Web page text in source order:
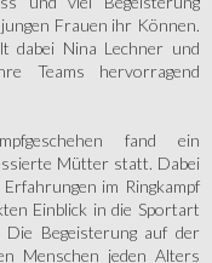
Frauen ihr Können.
dabei Nina Lechner und
Teams hervorragend
fand ein
Mütter statt. Dabei
im Ringkampf
Einblick in die Sportart
Begeisterung auf der
Menschen jeden Alters